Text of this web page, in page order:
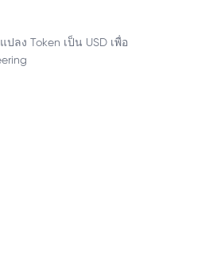
ลง Token เป็น USD เพื่อ